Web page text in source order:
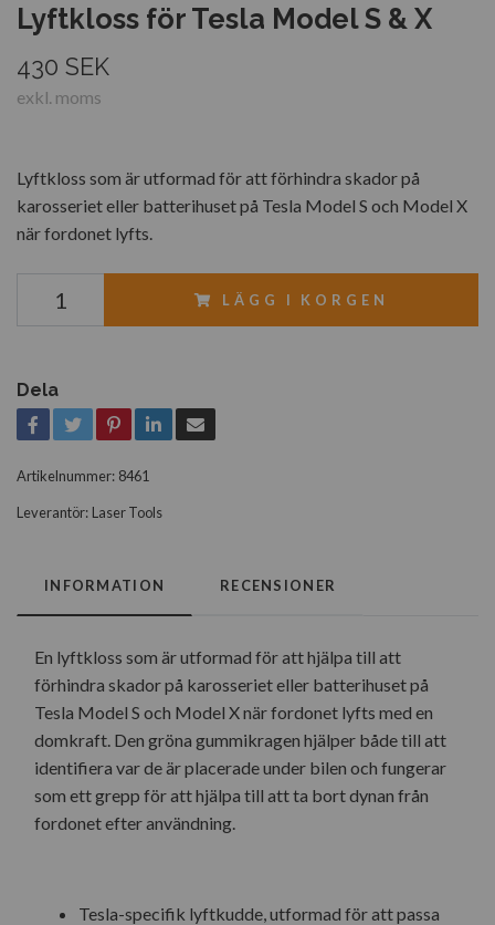
Lyftkloss för Tesla Model S & X
430 SEK
exkl. moms
Lyftkloss som är utformad för att förhindra skador på
karosseriet eller batterihuset på Tesla Model S och Model X
när fordonet lyfts.
LÄGG I KORGEN
Dela
Artikelnummer: 8461
Leverantör: Laser Tools
INFORMATION RECENSIONER
En lyftkloss som är utformad för att hjälpa till att
förhindra skador på karosseriet eller batterihuset på
Tesla Model S och Model X när fordonet lyfts med en
domkraft. Den gröna gummikragen hjälper både till att
identifiera var de är placerade under bilen och fungerar
som ett grepp för att hjälpa till att ta bort dynan från
fordonet efter användning.
Tesla-specifik lyftkudde, utformad för att passa